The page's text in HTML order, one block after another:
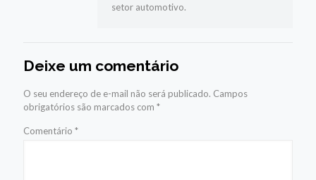
setor automotivo.
Deixe um comentário
O seu endereço de e-mail não será publicado. Campos
obrigatórios são marcados com *
Comentário *